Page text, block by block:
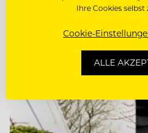
BARMITARBEITER
Entdecke alle Jobs
Ihre Cookies selbst
Cookie-
ALLE